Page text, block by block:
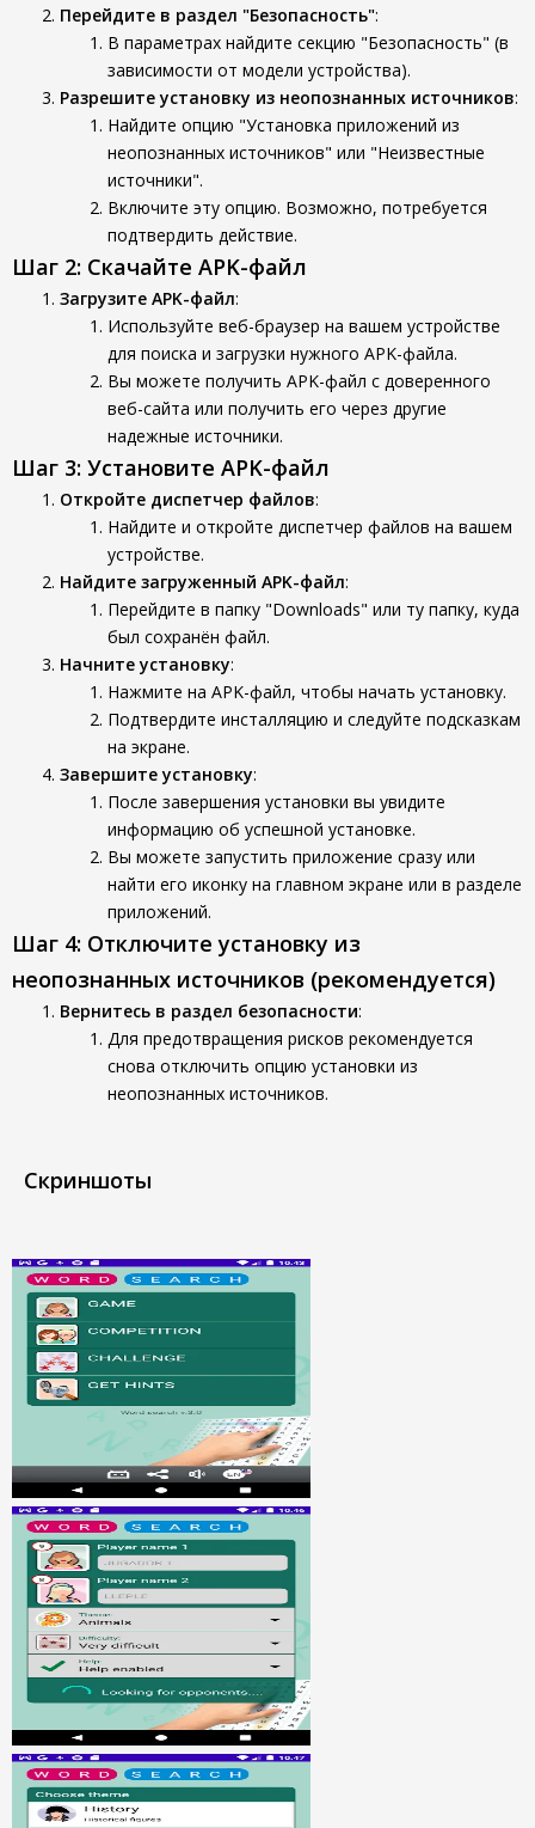
Перейдите в раздел "Безопасность":
В параметрах найдите секцию "Безопасность" (в
зависимости от модели устройства).
Разрешите установку из неопознанных источников:
Найдите опцию "Установка приложений из
неопознанных источников" или "Неизвестные
источники".
Включите эту опцию. Возможно, потребуется
подтвердить действие.
Шаг 2: Скачайте APK-файл
Загрузите APK-файл:
Используйте веб-браузер на вашем устройстве
для поиска и загрузки нужного APK-файла.
Вы можете получить APK-файл с доверенного
веб-сайта или получить его через другие
надежные источники.
Шаг 3: Установите APK-файл
Откройте диспетчер файлов:
Найдите и откройте диспетчер файлов на вашем
устройстве.
Найдите загруженный APK-файл:
Перейдите в папку "Downloads" или ту папку, куда
был сохранён файл.
Начните установку:
Нажмите на APK-файл, чтобы начать установку.
Подтвердите инсталляцию и следуйте подсказкам
на экране.
Завершите установку:
После завершения установки вы увидите
информацию об успешной установке.
Вы можете запустить приложение сразу или
найти его иконку на главном экране или в разделе
приложений.
Шаг 4: Отключите установку из
неопознанных источников (рекомендуется)
Вернитесь в раздел безопасности:
Для предотвращения рисков рекомендуется
снова отключить опцию установки из
неопознанных источников.
Скриншоты